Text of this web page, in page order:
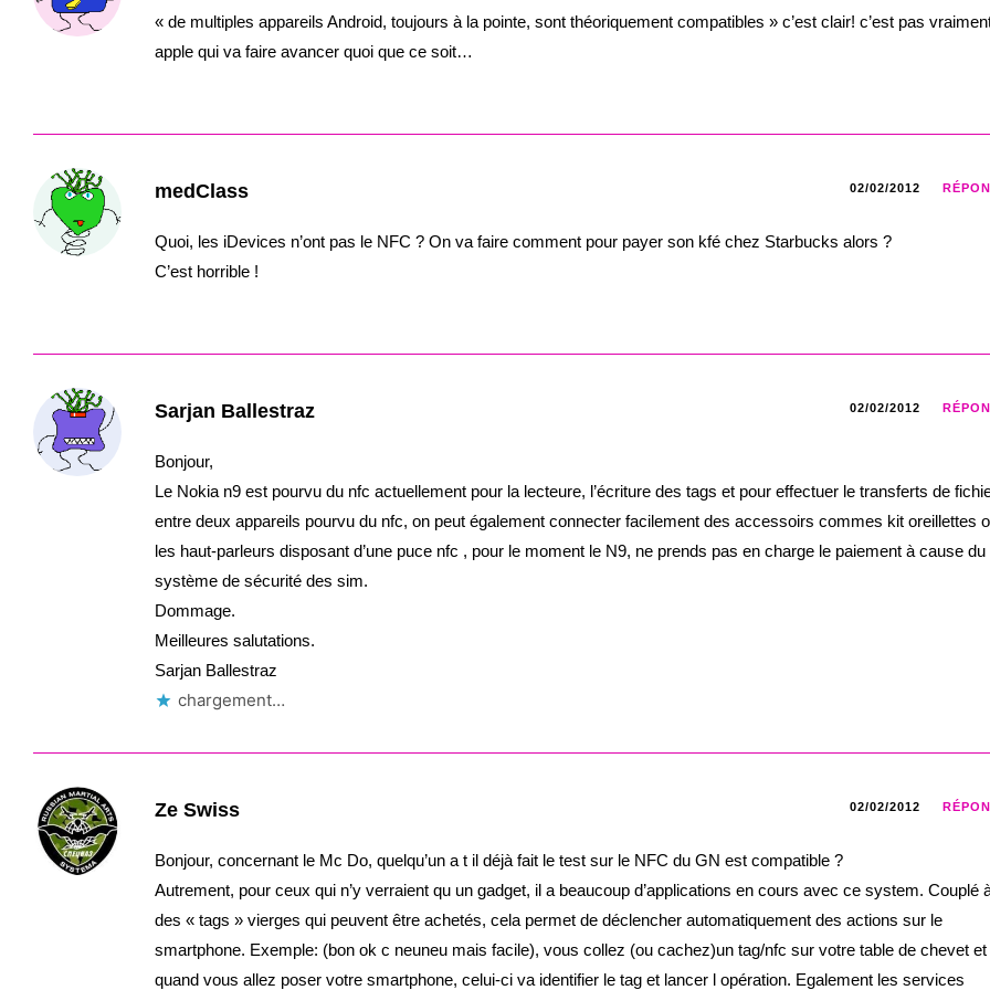
« de multiples appareils Android, toujours à la pointe, sont théoriquement compatibles » c’est clair! c’est pas
apple qui va faire avancer quoi que ce soit…
medClass 02/02/2012
Quoi, les iDevices n’ont pas le NFC ? On va faire comment pour payer son kfé chez Starbucks alors ?
C’est horrible !
Sarjan Ballestraz 02/02/2012
Bonjour,
Le Nokia n9 est pourvu du nfc actuellement pour la lecteure, l’écriture des tags et pour effectuer le transferts de
entre deux appareils pourvu du nfc, on peut également connecter facilement des accessoirs commes kit oreillettes
les haut-parleurs disposant d’une puce nfc , pour le moment le N9, ne prends pas en charge le paiement à cause du
système de sécurité des sim.
Dommage.
Meilleures salutations.
Sarjan Ballestraz
chargement…
Ze Swiss 02/02/2012
Bonjour, concernant le Mc Do, quelqu’un a t il déjà fait le test sur le NFC du GN est compatible ?
Autrement, pour ceux qui n’y verraient qu un gadget, il a beaucoup d’applications en cours avec ce system. Couplé
des « tags » vierges qui peuvent être achetés, cela permet de déclencher automatiquement des actions sur le
smartphone. Exemple: (bon ok c neuneu mais facile), vous collez (ou cachez)un tag/nfc sur votre table de chevet et
quand vous allez poser votre smartphone, celui-ci va identifier le tag et lancer l opération. Egalement les services